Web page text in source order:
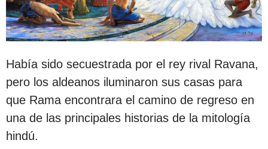
Había sido secuestrada por el rey rival Ravana,
pero los aldeanos iluminaron sus casas para
que Rama encontrara el camino de regreso en
una de las principales historias de la mitología
hindú.